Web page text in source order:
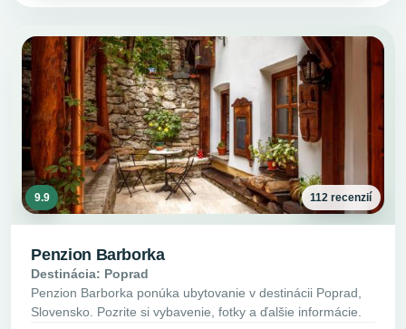
9.9 112 recenzií
Penzion Barborka
Destinácia: Poprad
Penzion Barborka ponúka ubytovanie v destinácii Poprad,
Slovensko. Pozrite si vybavenie, fotky a ďalšie informácie.